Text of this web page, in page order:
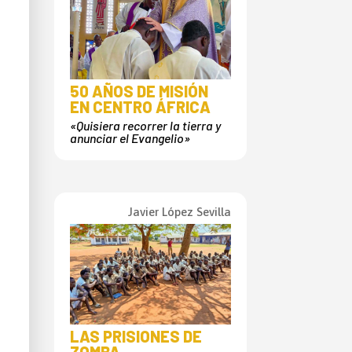
50 AÑOS DE MISIÓN
EN CENTRO ÁFRICA
«Quisiera recorrer la tierra y
anunciar el Evangelio»
Javier López Sevilla
LAS PRISIONES DE